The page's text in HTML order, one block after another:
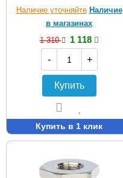
Наличие уточняйте Наличие
в магазинах
1 310
1 118
-
+
Купить
Купить в 1 клик